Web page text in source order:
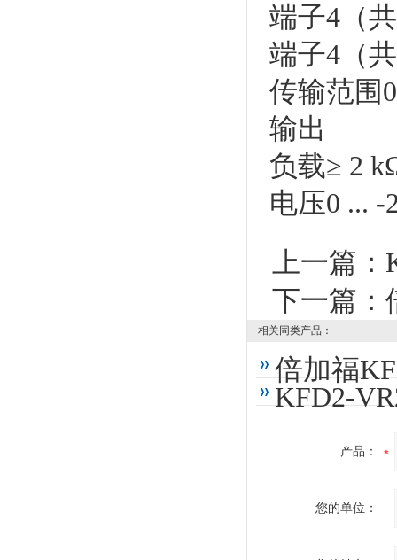
端子4（
端子4（
传输范围
输出
负载≥ 2
电压0 ... -
上一篇：
下一篇：
相关同类产品：
倍加福
KFD2-
产品：
您的单位：